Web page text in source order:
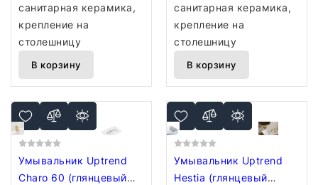
санитарная керамика,
крепление на
столешницу
В корзину
санитарная керамика,
крепление на
столешницу
В корзину
Умывальник Uptrend
Charo 60 (глянцевый
Умывальник Uptrend
Hestia (глянцевый